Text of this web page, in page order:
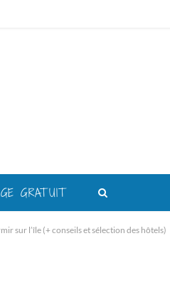
GRATUIT
sur l’île (+ conseils et sélection des hôtels)